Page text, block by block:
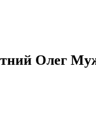
Олег